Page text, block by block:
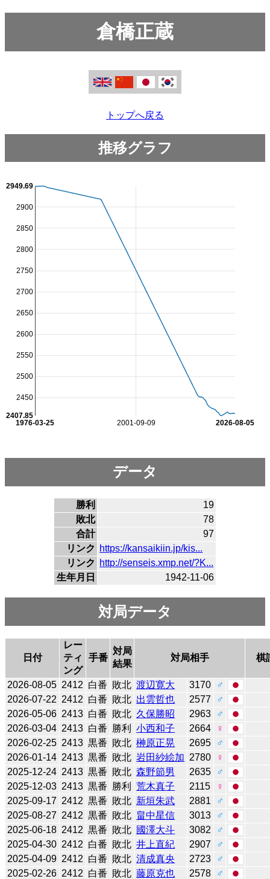
倉橋正蔵
トップへ戻る
推移グラフ
2001-09-09
1976-03-25 2026-08-05
2450
2500
2550
2600
2650
2700
2750
2800
2850
2900
2407.85
2949.69
データ
勝利
19
敗北
78
合計
97
リンク
https://kansaikiin.jp/kis...
リンク
http://senseis.xmp.net/?K...
生年月日
1942-11-06
対局データ
日付
レー
ティ
ング
手番
対局
結果
対局相手 棋
2026-08-05 2412 白番 敗北 渡辺寛大 3170
♂
2026-07-22 2412 白番 敗北 出雲哲也 2577
♂
2026-05-06 2413 白番 敗北 久保勝昭 2963
♂
2026-03-04 2413 白番 勝利 小西和子 2664
♀
2026-02-25 2413 黒番 敗北 榊原正晃 2695
♂
2026-01-14 2413 黒番 敗北 岩田紗絵加 2780
♀
2025-12-24 2413 黒番 敗北 森野節男 2635
♂
2025-12-03 2413 黒番 勝利 荒木真子 2115
♀
2025-09-17 2412 黒番 敗北 新垣朱武 2881
♂
2025-08-27 2412 黒番 敗北 畠中星信 3013
♂
2025-06-18 2412 黒番 敗北 國澤大斗 3082
♂
2025-04-30 2412 白番 敗北 井上直紀 2907
♂
2025-04-09 2412 白番 敗北 清成真央 2723
♂
2025-02-26 2412 白番 敗北 藤原克也 2578
♂